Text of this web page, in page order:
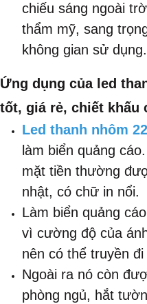
chiếu sáng ngoài
thẩm mỹ, sang
không gian sử dụng.​
​Ứng dụng của led
tốt, giá rẻ, chiết khấu
Led thanh nhôm
làm biển quảng
mặt tiền thường
nhật, có chữ in nổi.
Làm biển quảng
vì cường độ của
nên có thể truyền
Ngoài ra nó còn
phòng ngủ, hắt